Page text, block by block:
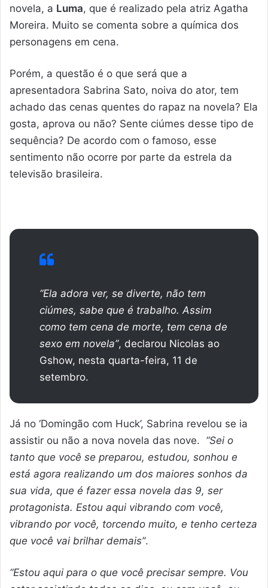
novela, a Luma, que é realizado pela atriz Agatha
Moreira. Muito se comenta sobre a química dos
personagens em cena.
Porém, a questão é o que será que a
apresentadora Sabrina Sato, noiva do ator, tem
achado das cenas quentes do rapaz na novela? Ela
gosta, aprova ou não? Sente ciúmes desse tipo de
sequência? De acordo com o famoso, esse
sentimento não ocorre por parte da estrela da
televisão brasileira.
“Ela adora ver, se diverte, não tem
ciúmes, sabe que é trabalho. Assim
como tem cena de morte, tem cena de
sexo em novela”, declarou Nicolas ao
Gshow, nesta quarta-feira, 11 de
setembro.
Já no ‘Domingão com Huck’, Sabrina revelou se ia
assistir ou não a nova novela das nove. “Sei o
tanto que você se preparou, estudou, sonhou e
está agora realizando um dos maiores sonhos da
sua vida, que é fazer essa novela das 9, ser
protagonista. Estou aqui vibrando com você,
vibrando por você, torcendo muito, e tenho certeza
que você vai brilhar demais”.
“Estou aqui para o que você precisar sempre. Vou